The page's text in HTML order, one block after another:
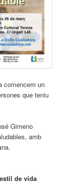
comencem un
que teniu
Gimeno
amb
de vida